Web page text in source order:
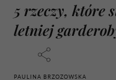
5 rzeczy, które
letniej
PAULINA BRZOZOWSKA